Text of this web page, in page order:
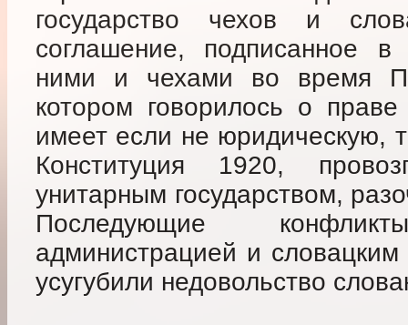
государство чехов и
соглашение, подписанное
ними и чехами во время
котором говорилось о
имеет если не юридическую,
Конституция 1920,
унитарным государством,
Последующие
администрацией и
усугубили недовольство